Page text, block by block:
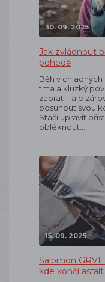
30. 09. 2025
Jak zvládnout
pohodě
Běh v
tma a kluzký
zabrat – ale
posunout svou
Stačí upravit
obléknout…
15. 09. 2025
Salomon
kde končí asfalt